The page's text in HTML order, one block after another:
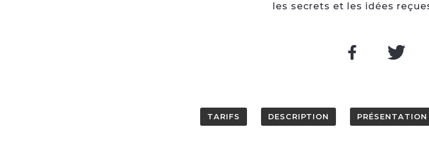
les secrets et les idées
TARIFS DESCRIPTION PRÉSENTATION